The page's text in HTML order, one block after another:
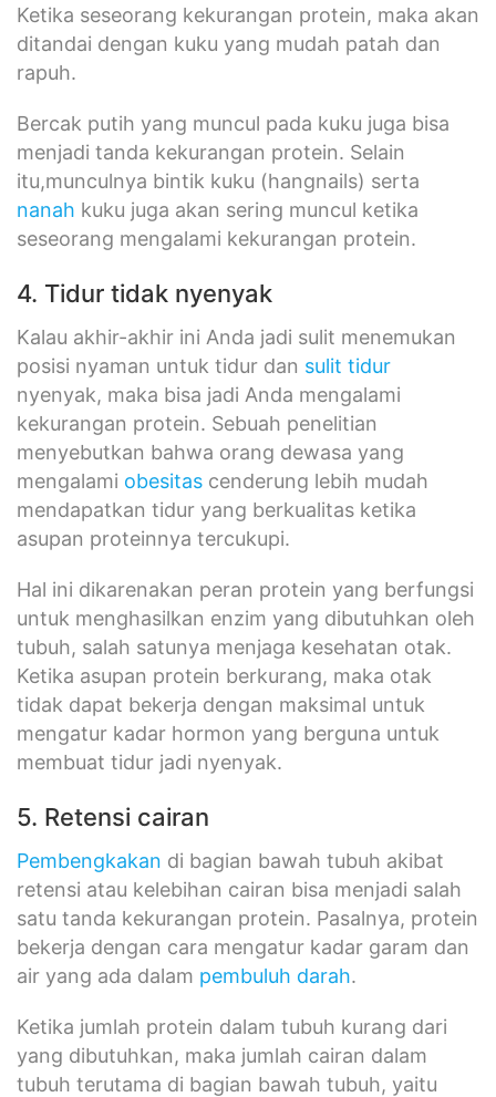
Ketika seseorang kekurangan protein, maka akan
ditandai dengan kuku yang mudah patah dan
rapuh.
Bercak putih yang muncul pada kuku juga bisa
menjadi tanda kekurangan protein. Selain
itu,munculnya bintik kuku (hangnails) serta
nanah kuku juga akan sering muncul ketika
seseorang mengalami kekurangan protein.
4. Tidur tidak nyenyak
Kalau akhir-akhir ini Anda jadi sulit menemukan
posisi nyaman untuk tidur dan sulit tidur
nyenyak, maka bisa jadi Anda mengalami
kekurangan protein. Sebuah penelitian
menyebutkan bahwa orang dewasa yang
mengalami obesitas cenderung lebih mudah
mendapatkan tidur yang berkualitas ketika
asupan proteinnya tercukupi.
Hal ini dikarenakan peran protein yang berfungsi
untuk menghasilkan enzim yang dibutuhkan oleh
tubuh, salah satunya menjaga kesehatan otak.
Ketika asupan protein berkurang, maka otak
tidak dapat bekerja dengan maksimal untuk
mengatur kadar hormon yang berguna untuk
membuat tidur jadi nyenyak.
5. Retensi cairan
Pembengkakan di bagian bawah tubuh akibat
retensi atau kelebihan cairan bisa menjadi salah
satu tanda kekurangan protein. Pasalnya, protein
bekerja dengan cara mengatur kadar garam dan
air yang ada dalam pembuluh darah.
Ketika jumlah protein dalam tubuh kurang dari
yang dibutuhkan, maka jumlah cairan dalam
tubuh terutama di bagian bawah tubuh, yaitu